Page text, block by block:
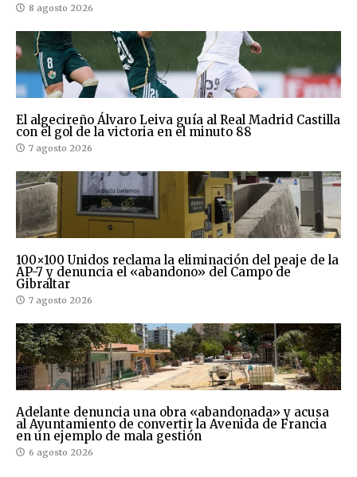
8 agosto 2026
El algecireño Álvaro Leiva guía al Real Madrid Castilla
con el gol de la victoria en el minuto 88
7 agosto 2026
100×100 Unidos reclama la eliminación del peaje de la
AP-7 y denuncia el «abandono» del Campo de
Gibraltar
7 agosto 2026
Adelante denuncia una obra «abandonada» y acusa
al Ayuntamiento de convertir la Avenida de Francia
en un ejemplo de mala gestión
6 agosto 2026